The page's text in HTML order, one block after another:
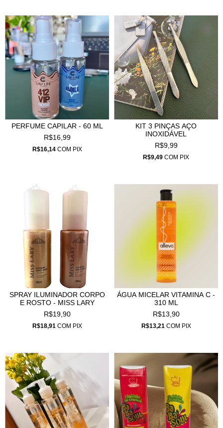
PERFUME CAPILAR - 60 ML
R$16,99
R$16,14 COM PIX
KIT 3 PINÇAS AÇO
INOXIDÁVEL
R$9,99
R$9,49 COM PIX
SPRAY ILUMINADOR CORPO
E ROSTO - MISS LARY
R$19,90
R$18,91 COM PIX
ÁGUA MICELAR VITAMINA C -
310 ML
R$13,90
R$13,21 COM PIX